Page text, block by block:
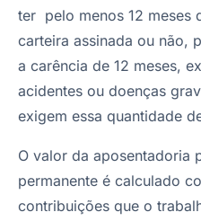
ter pelo menos 12 meses
carteira assinada ou não,
a carência de 12 meses,
acidentes ou doenças
exigem essa quantidade
O valor da aposentadoria
permanente é calculado
contribuições que o